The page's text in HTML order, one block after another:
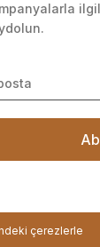
çerezlerle